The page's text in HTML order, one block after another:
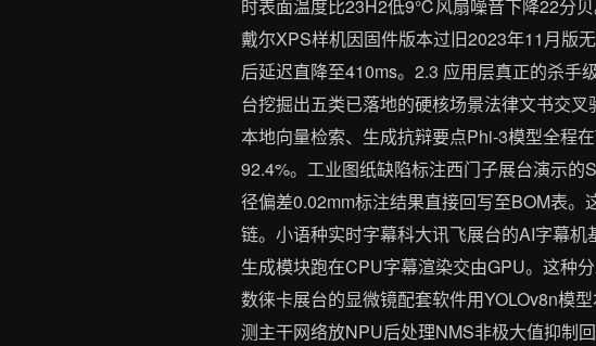
时表面温度比23H2低9℃风扇噪音下降22分
戴尔XPS样机因固件版本过旧2023年11月版
后延迟直降至410ms。2.3 应用层真正的杀手
台挖掘出五类已落地的硬核场景法律文书交
本地向量检索、生成抗辩要点Phi-3模型全程
92.4%。工业图纸缺陷标注西门子展台演示
径偏差0.02mm标注结果直接回写至BOM表
链。小语种实时字幕科大讯飞展台的AI字幕
生成模块跑在CPU字幕渲染交由GPU。这种
数徕卡展台的显微镜配套软件用YOLOv8n模
测主干网络放NPU后处理NMS非极大值抑